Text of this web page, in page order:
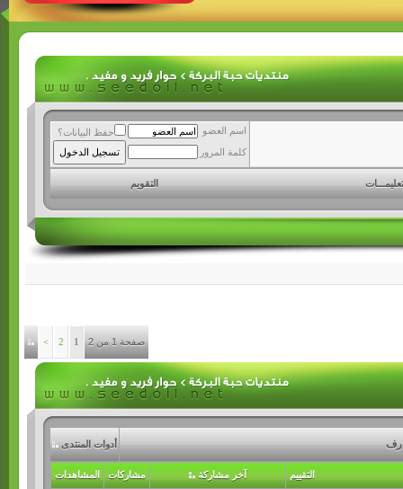
اسم العضو
حفظ البيانات؟
كلمة المرور
التقويم
صفحة 1 من 2 1
2
>
أدوات المنتدى
التقييم آخر مشاركة مشاركات المشاهدات